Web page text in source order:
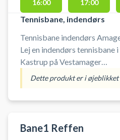
Amager Tennisklub.
16:00 17:00
Tennisbane, indendørs
Tennisbane indendørs
Lej en indendørs tennisbane i
Kastrup på Vestamager
Idrætsanlæg i Tårnby
Teninsklubben på anlægget
hedder NTK Amager
Kastrup på en indendørs
tennisbane i Skelgårdshallen.
Dette produkt er i
Bane1 Reffen